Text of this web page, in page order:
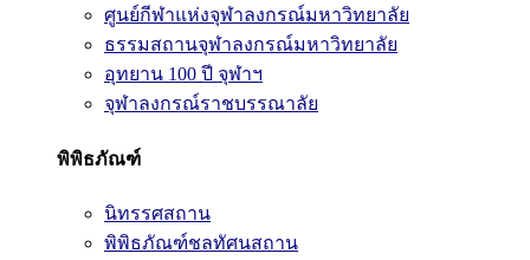
ศูนย์กีฬาแห่งจุฬาลงกรณ์มหาวิทยาลัย
ธรรมสถานจุฬาลงกรณ์มหาวิทยาลัย
อุทยาน 100 ปี จุฬาฯ
จุฬาลงกรณ์ราชบรรณาลัย
พิพิธภัณฑ์
นิทรรศสถาน
พิพิธภัณฑ์ชลทัศนสถาน